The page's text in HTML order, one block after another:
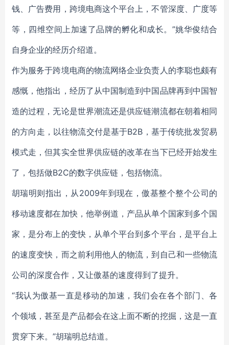
钱、广告费用，跨境电商这个平台上，不管深度、广度等
等，四维空间上加速了品牌的孵化和成长。”姚华俊结合
自身企业的经历介绍道。
作为服务于跨境电商的物流网络企业负责人的李聪也颇有
感慨，他指出，经历了从中国制造到中国品牌再到中国智
造的过程，无论是世界潮流还是供应链潮流都在朝着相同
的方向走，以往物流交付是基于B2B，基于传统批发贸易
模式走，但其实全世界供应链的改革在当下已经开始发生
了，包括做B2C的数字供应链，包括物流。
胡瑞明则指出，从2009年到现在，傲基整个整个公司的
移动速度都在加快，他举例道，产品从单个国家到多个国
家，是分布上的变快，从单个平台到多个平台，是平台上
的速度变快，而之前利用他人的物流，到自己和一些物流
公司的深度合作，又让傲基的速度得到了提升。
“我认为傲基一直是移动的加速，我们会在各个部门、各
个领域，甚至是产品都会在这上面不断的挖掘，这是一直
贯穿下来。”胡瑞明总结道。